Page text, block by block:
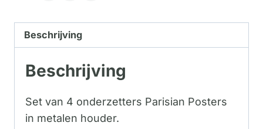
Beschrijving
Beschrijving
Set van 4 onderzetters Parisian Posters
in metalen houder.